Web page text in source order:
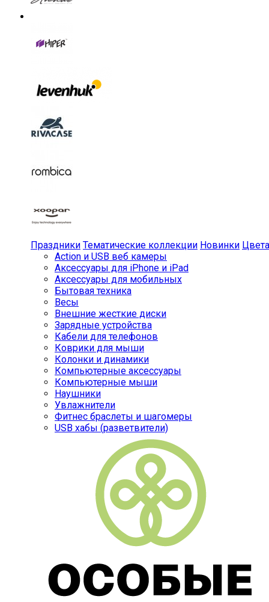
Праздники Тематические коллекции Новинки Цвета
Action и USB веб камеры
Аксессуары для iPhone и iPad
Аксессуары для мобильных
Бытовая техника
Весы
Внешние жесткие диски
Зарядные устройства
Кабели для телефонов
Коврики для мыши
Колонки и динамики
Компьютерные аксессуары
Компьютерные мыши
Наушники
Увлажнители
Фитнес браслеты и шагомеры
USB хабы (разветвители)